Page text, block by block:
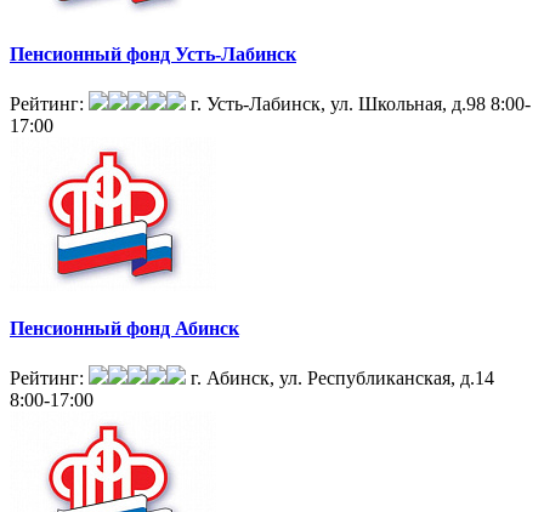
Пенсионный фонд Усть-Лабинск
Рейтинг: г. Усть-Лабинск, ул. Школьная, д.98 8:00-
17:00
Пенсионный фонд Абинск
Рейтинг:
г. Абинск, ул. Республиканская, д.14
8:00-17:00